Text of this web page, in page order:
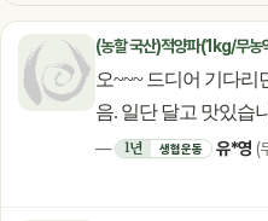
(농할 국산)적양파(1kg/무농
오~~~ 드디어 기다리
음. 일단 달고 맛있습
농부님~ ㅋㅋㅋ 근데
— 1년 생협운동 유*영 (